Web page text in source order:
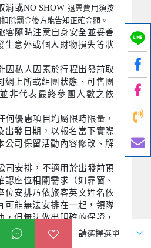
或NO SHOW 退票費用須按
除罰金後方能告知正確金額。
客隨時注意自身安全並妥善
生意外或個人財物損失等狀
因私人因素於行程出發前取
網上所載組團狀態、可售團
非代表最終參團人數之依
優惠項目均屬限時限量，
出發日期，以報名當下實際
公司保留活動內容修改、解
司安排，不適用於出發前預
認座位相關需求（如靠窗、
位安排乃依旅客英文姓名依
可能無法安排在一起，領隊
，但無法做出明確的保證，